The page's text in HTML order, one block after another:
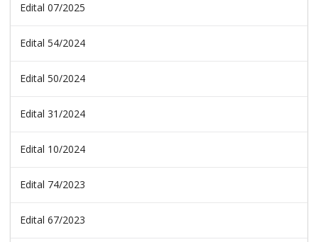
Edital 07/2025
Edital 54/2024
Edital 50/2024
Edital 31/2024
Edital 10/2024
Edital 74/2023
Edital 67/2023